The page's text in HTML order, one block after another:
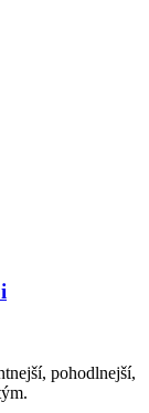
pohodlnejší,